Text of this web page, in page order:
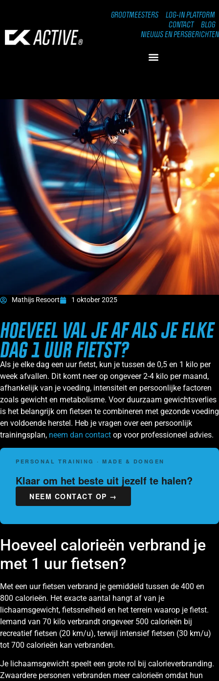
GROOTMEESTERS
LOG-IN PLATFORM
CONTACT
BLOG
NIEUWS EN PERSBERICHTEN
Mathijs Resoort 1 oktober 2025
HOEVEEL VAL JE AF ALS JE ELKE
DAG 1 UUR FIETST?
Als je elke dag een uur fietst, kun je tussen de 0,5 en 1 kilo per
week afvallen. Dit komt neer op ongeveer 2-4 kilo per maand,
afhankelijk van je voeding, intensiteit en persoonlijke factoren
zoals gewicht en metabolisme. Voor duurzaam gewichtsverlies
is het belangrijk om fietsen te combineren met gezonde voeding
en voldoende herstel. Heb je vragen over een persoonlijk
trainingsplan, neem dan contact op voor professioneel advies.
PERSONAL TRAINING · MADE & DONGEN
Klaar om het beste uit jezelf te halen?
NEEM CONTACT OP →
Hoeveel calorieën verbrand je
met 1 uur fietsen?
Met een uur fietsen verbrand je gemiddeld tussen de 400 en
800 calorieën. Het exacte aantal hangt af van je
lichaamsgewicht, fietssnelheid en het terrein waarop je fietst.
Iemand van 70 kilo verbrandt ongeveer 500 calorieën bij
recreatief fietsen (20 km/u), terwijl intensief fietsen (30 km/u)
tot 700 calorieën kan verbranden.
Je lichaamsgewicht speelt een grote rol bij calorieverbranding.
Zwaardere personen verbranden meer calorieën omdat hun